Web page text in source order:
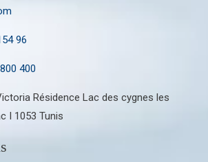
96
400
Résidence Lac des cygnes les
I 1053 Tunis